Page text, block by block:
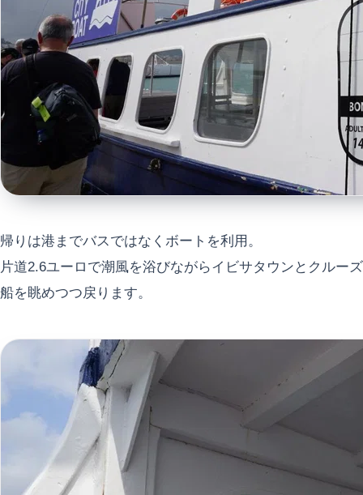
帰りは港までバスではなくボートを利用。
片道2.6ユーロで潮風を浴びながらイビサタウンとクルーズ
船を眺めつつ戻ります。